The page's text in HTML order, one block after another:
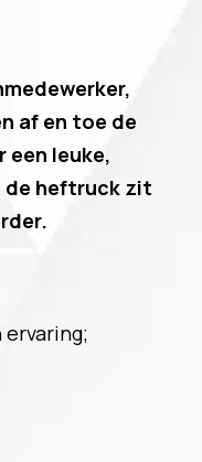
af en toe de
een leuke,
de heftruck zit